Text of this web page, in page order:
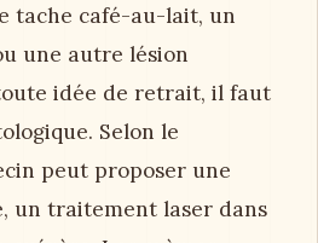
tache café-au-lait, un
une autre lésion
idée de retrait, il faut
Selon le
peut proposer une
un traitement laser dans